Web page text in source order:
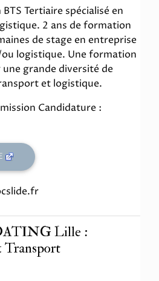
Tertiaire spécialisé en
2 ans de formation
de stage en entreprise
logistique. Une formation
une grande diversité de
et logistique.
Candidature :
Lille :